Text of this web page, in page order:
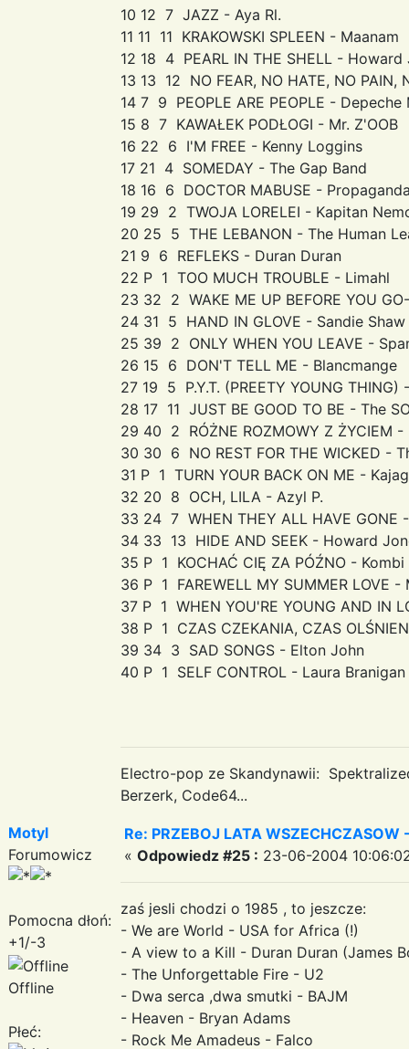
10 12 7 JAZZ - Aya Rl.
11 11 11 KRAKOWSKI SPLEEN - Maanam
12 18 4 PEARL IN THE SHELL - Howard
13 13 12 NO FEAR, NO HATE, NO PAIN,
14 7 9 PEOPLE ARE PEOPLE - Depeche
15 8 7 KAWAŁEK PODŁOGI - Mr. Z'OOB
16 22 6 I'M FREE - Kenny Loggins
17 21 4 SOMEDAY - The Gap Band
18 16 6 DOCTOR MABUSE -
19 29 2 TWOJA LORELEI - Kapitan
20 25 5 THE LEBANON - The Human
21 9 6 REFLEKS - Duran Duran
22 P 1 TOO MUCH TROUBLE - Limahl
23 32 2 WAKE ME UP BEFORE YOU
24 31 5 HAND IN GLOVE - Sandie Shaw
25 39 2 ONLY WHEN YOU LEAVE -
26 15 6 DON'T TELL ME - Blancmange
27 19 5 P.Y.T. (PREETY YOUNG
28 17 11 JUST BE GOOD TO BE - The
29 40 2 RÓŻNE ROZMOWY Z ŻYCIEM -
30 30 6 NO REST FOR THE WICKED -
31 P 1 TURN YOUR BACK ON ME -
32 20 8 OCH, LILA - Azyl P.
33 24 7 WHEN THEY ALL HAVE GONE
34 33 13 HIDE AND SEEK - Howard
35 P 1 KOCHAĆ CIĘ ZA PÓŹNO - Kombi
36 P 1 FAREWELL MY SUMMER LOVE
37 P 1 WHEN YOU'RE YOUNG AND IN
38 P 1 CZAS CZEKANIA, CZAS
39 34 3 SAD SONGS - Elton John
40 P 1 SELF CONTROL - Laura Branigan
Electro-pop ze Skandynawii:
Berzerk, Code64...
Motyl
Forumowicz
Pomocna dłoń:
+1/-3
Offline
Płeć:
Re: PRZEBOJ LATA WSZECHCZASOW
« Odpowiedz #25 : 23-06-2004
zaś jesli chodzi o 1985 , to jeszcze:
- We are World - USA for Africa (!)
- A view to a Kill - Duran Duran (James
- The Unforgettable Fire - U2
- Dwa serca ,dwa smutki - BAJM
- Heaven - Bryan Adams
- Rock Me Amadeus - Falco